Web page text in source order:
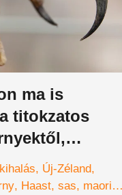
ma is
titokzatos
kihalás
Új-Zéland
Haast sas
maori